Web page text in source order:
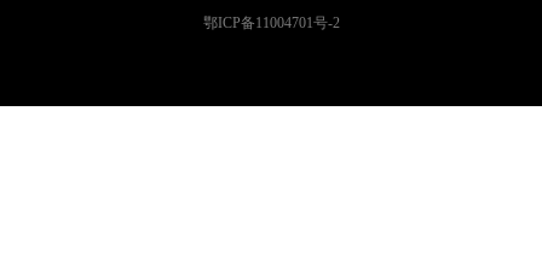
鄂ICP备11004701号-2